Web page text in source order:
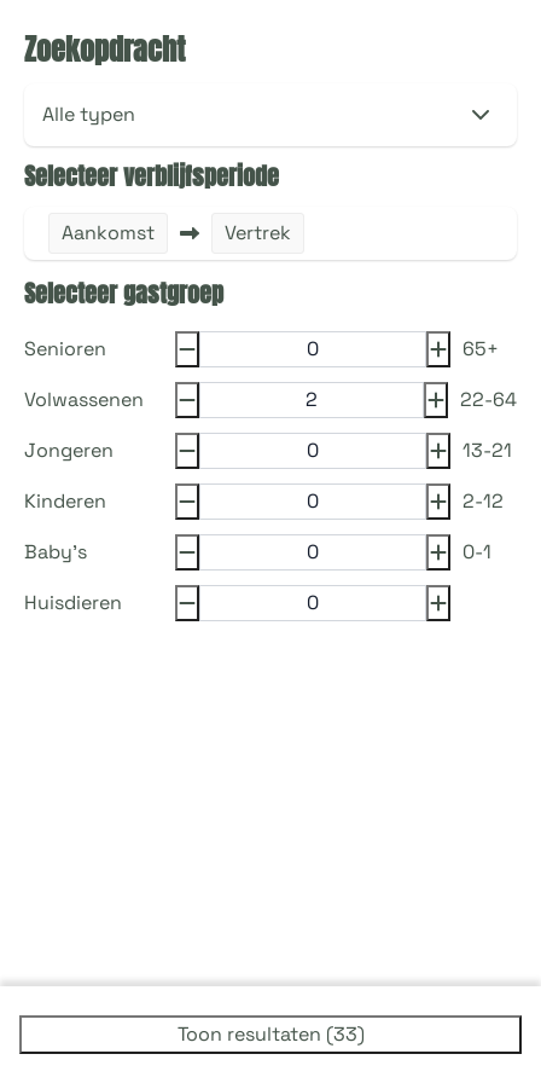
Zoekopdracht
Selecteer verblijfsperiode
Aankomst Vertrek
Selecteer gastgroep
Senioren
65+
Volwassenen
22-64
Jongeren
13-21
Kinderen
2-12
Baby's
0-1
Huisdieren
Toon resultaten (33)